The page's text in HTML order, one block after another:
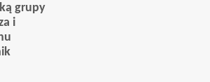
grupy
i